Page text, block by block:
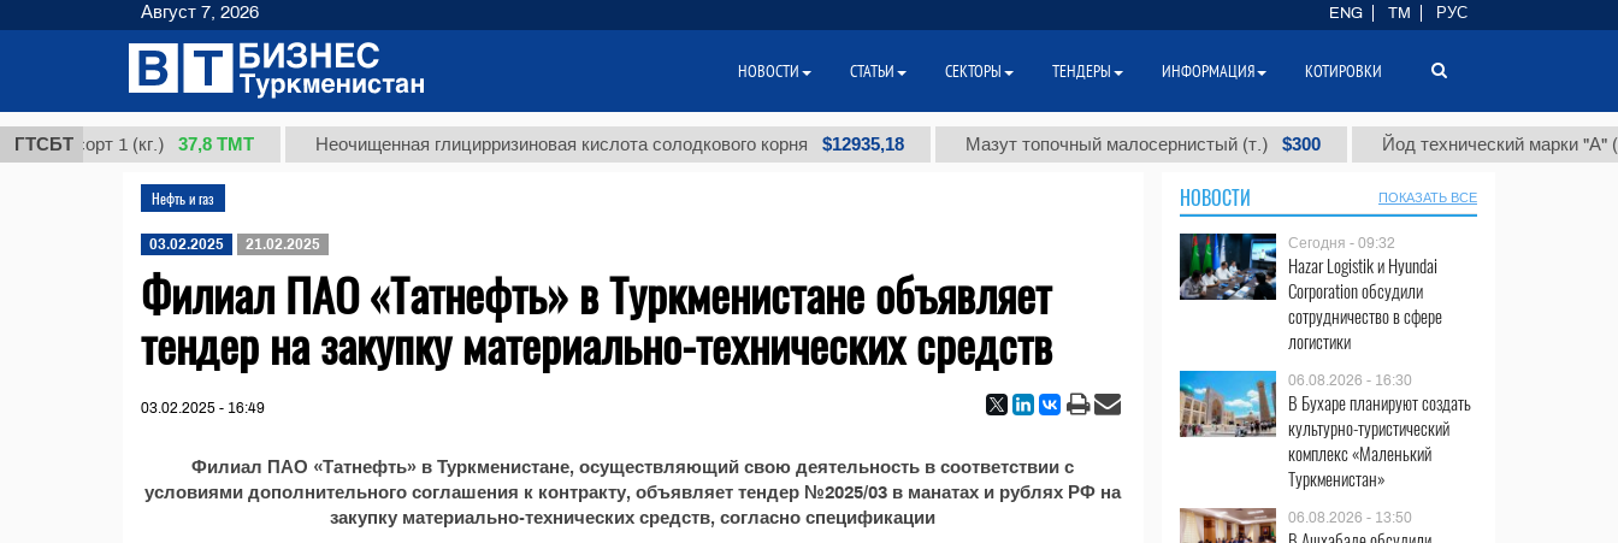
ГТСБТ
сорт 1 (кг.) 37,8 ТМТ Неочищенная глицирризиновая кислота солодкового корня $12935,18 Мазут топочный малосернистый (т.) $300 Йод технический марки "А" (т.)
Нефть и газ
03.02.2025 21.02.2025
Филиал ПАО «Татнефть» в Туркменистане объявляет
тендер на закупку материально-технических средств
03.02.2025 - 16:49
Филиал ПАО «Татнефть» в Туркменистане, осуществляющий свою деятельность в соответствии с
условиями дополнительного соглашения к контракту, объявляет тендер №2025/03 в манатах и рублях РФ на
закупку материально-технических средств, согласно спецификации
НОВОСТИ ПОКАЗАТЬ ВСЕ
Сегодня - 09:32
Hazar Logistik и Hyundai
Corporation обсудили
сотрудничество в сфере
логистики
06.08.2026 - 16:30
В Бухаре планируют создать
культурно-туристический
комплекс «Маленький
Туркменистан»
06.08.2026 - 13:50
Август 7, 2026 ENG TM РУС
НОВОСТИ СТАТЬИ СЕКТОРЫ ТЕНДЕРЫ ИНФОРМАЦИЯ КОТИРОВКИ